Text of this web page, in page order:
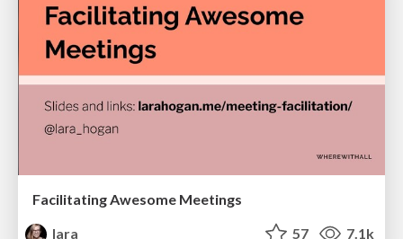
Facilitating Awesome Meetings
lara
57 7.1k